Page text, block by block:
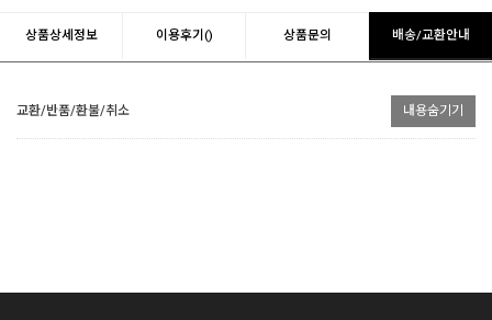
상품상세정보 이용후기() 상품문의 배송/교환안내
교환/반품/환불/취소 내용숨기기